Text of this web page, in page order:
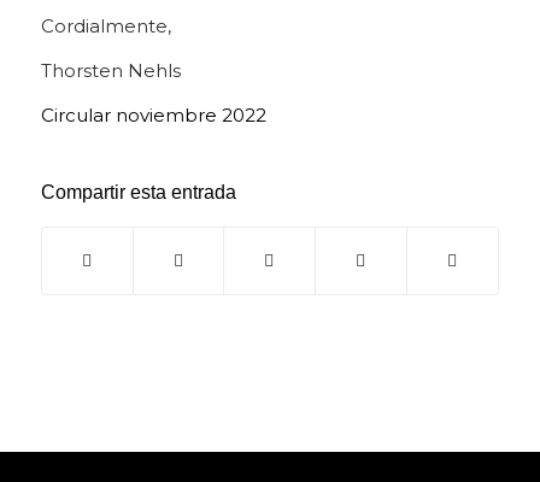
Cordialmente,
Thorsten Nehls
Circular noviembre 2022
Compartir esta entrada